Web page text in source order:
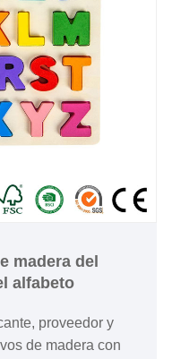
madera del
alfabeto
proveedor y
de madera con